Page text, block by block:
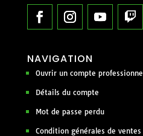
NAVIGATION
Ouvrir un compte professionnel
Détails du compte
Mot de passe perdu
Condition générales de ventes